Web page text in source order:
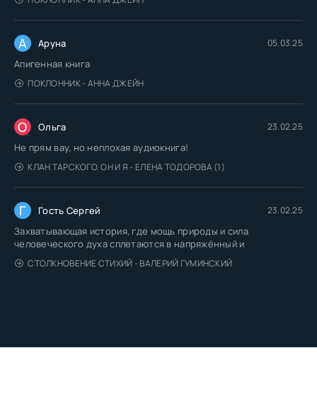
А Аруна 05.03.25
Апигенная книга
ПОКЛОННИК - АННА ДЖЕЙН
О Ольга 23.02.25
Не прям вау, но неплохая аудиокнига!
КЛАН ТАРСКОГО. ОН И Я - ЕЛЕНА ТОДОРОВА (1)
Г Гость Сергей 23.02.25
Захватывающая история, где мощь природы и сила
человеческого духа сплетаются в напряжённый и
СТОЛКНОВЕНИЕ СТИХИЙ - ВАЛЕРИЙ ГУМИНСКИЙ